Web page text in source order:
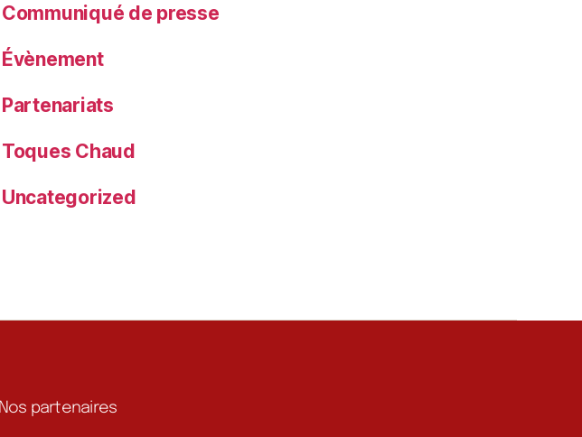
Communiqué de presse
Évènement
Partenariats
Toques Chaud
Uncategorized
Nos partenaires